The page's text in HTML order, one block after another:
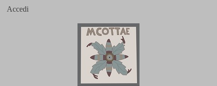
Salta
User
Accedi